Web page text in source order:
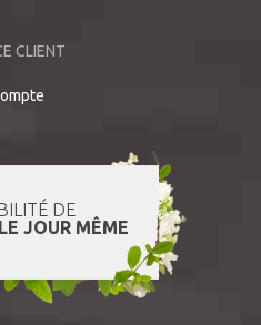
CLIENT
DE
JOUR MÊME